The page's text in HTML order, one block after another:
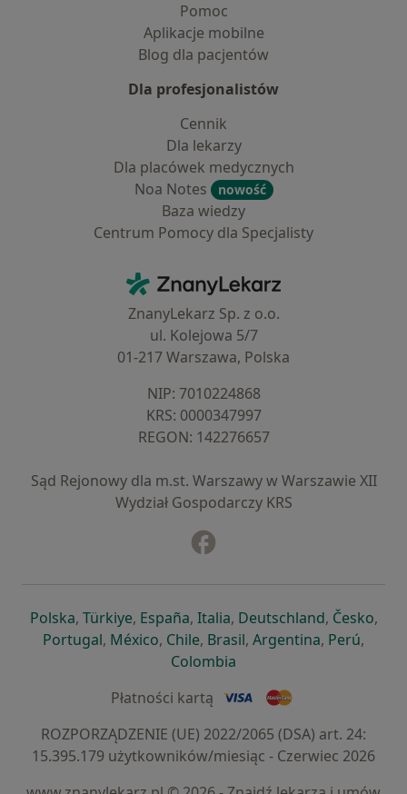
Pomoc
Aplikacje mobilne
Blog dla pacjentów
Dla profesjonalistów
Cennik
Dla lekarzy
Dla placówek medycznych
Noa Notes
nowość
Baza wiedzy
Centrum Pomocy dla Specjalisty
ZnanyLekarz - Strona główna
ZnanyLekarz Sp. z o.o.
ul. Kolejowa 5/7
01-217 Warszawa, Polska
NIP: ⁠7010224868
KRS: ⁠0000347997
REGON: ⁠142276657
Sąd Rejonowy dla m.st. Warszawy w Warszawie XII
Wydział Gospodarczy KRS
Polskaotwiera się w nowej karcie
, Türkiyeotwiera się w nowej karcie
, Españaotwiera się w nowej karcie
, Italiaotwiera się w nowej
, Deutschlandotwiera się
, Česko,
Portugalotwiera się w nowej karcie
, Méxicootwiera się w nowej karcie
, Chileotwiera się w nowej karcie
, Brasilotwiera się w nowej
, Argentinaotwiera się
, Perú,
Colombia
Płatności kartą
ROZPORZĄDZENIE (UE) 2022/2065 (DSA) art. 24:
15.395.179 użytkowników/miesiąc - Czerwiec 2026